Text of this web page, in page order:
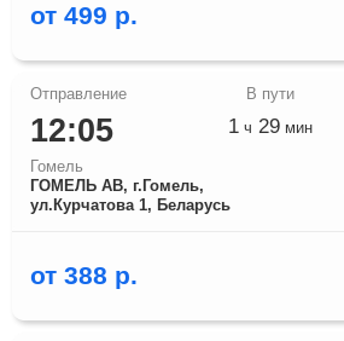
от 499 р.
12:05
Гомель
ГОМЕЛЬ АВ, г.Гомель,
ул.Курчатова 1, Беларусь
1 ч 29 мин
от 388 р.